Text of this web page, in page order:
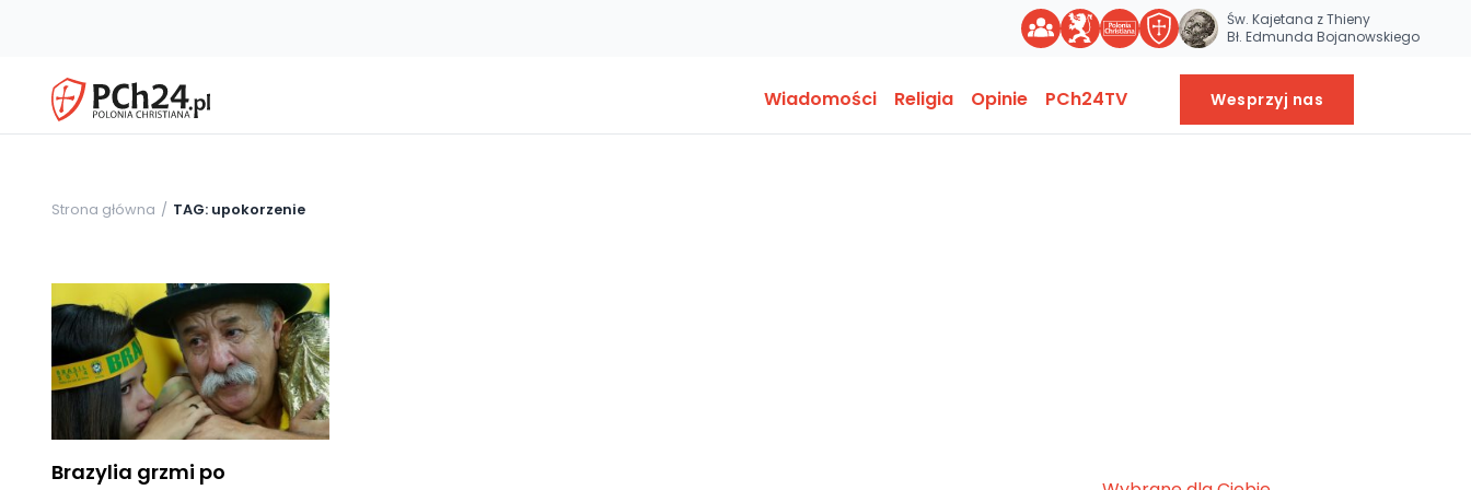
Św. Kajetana z Thieny
Bł. Edmunda Bojanowskiego
Wiadomości Religia Opinie PCh24TV Wesprzyj nas
Strona główna TAG: upokorzenie
Brazylia grzmi po